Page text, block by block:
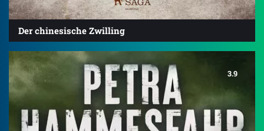
Der chinesische Zwilling
3.9